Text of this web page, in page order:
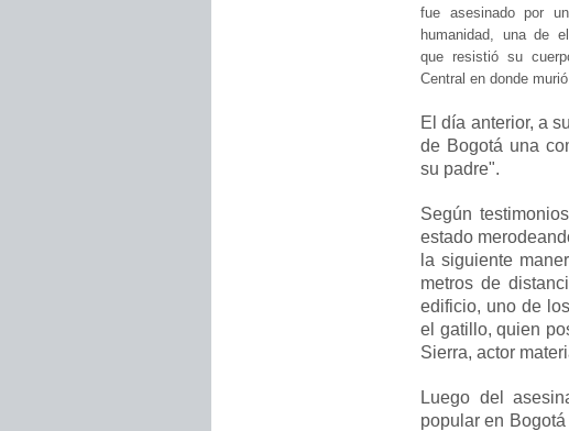
fue asesinado por
humanidad, una de
que resistió su
Central en donde
El día anterior, a
de Bogotá una
su padre".
Según
estado
la siguiente
metros de
edificio, uno de
el gatillo, quien
Sierra, actor
Luego del
popular en